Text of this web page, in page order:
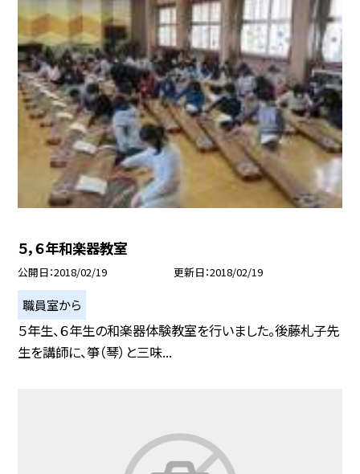
５，６年和楽器教室
公開日 2018/02/19 更新日 2018/02/19
職員室から
５年生、６年生の和楽器体験教室を行いました。後藤札子先
生を講師に、箏（琴）と三味...